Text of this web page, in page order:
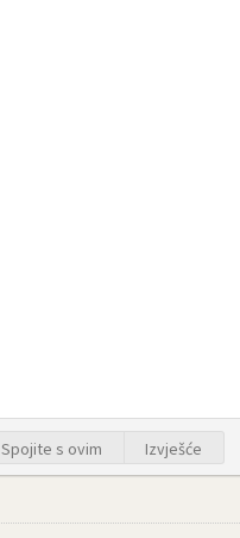
Spojite s ovim Izvješće